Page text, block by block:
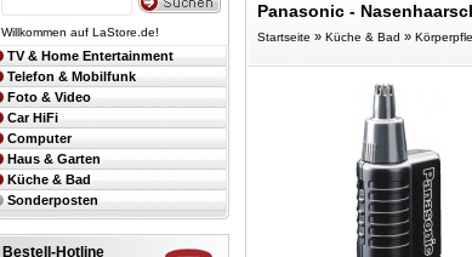
Willkommen auf LaStore.de!
TV & Home Entertainment
Telefon & Mobilfunk
Foto & Video
Car HiFi
Computer
Haus & Garten
Küche & Bad
Sonderposten
Bestell-Hotline
Panasonic -
Startseite » Küche & Bad »